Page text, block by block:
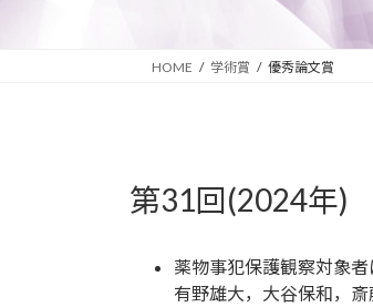
HOME 学術賞 優秀論文賞
第31回(2024年)
薬物事犯保護観察対象
有野雄大，大谷保和，